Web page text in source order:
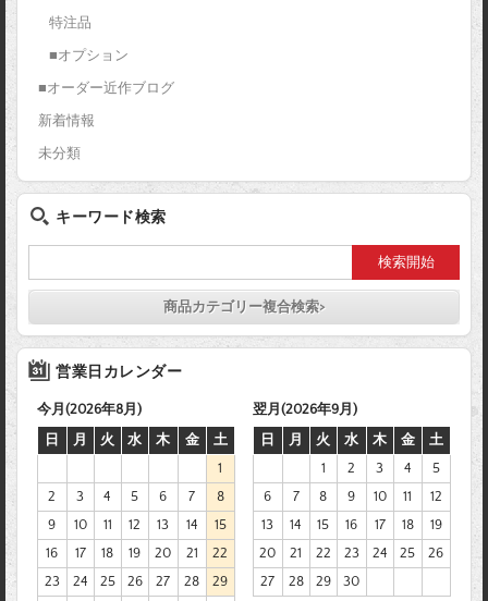
特注品
■オプション
■オーダー近作ブログ
新着情報
未分類
キーワード検索
商品カテゴリー複合検索>
営業日カレンダー
今月(2026年8月)
日
月 火 水 木 金
土
1
2
3 4 5 6 7
8
9
10 11 12 13 14
15
16
17 18 19 20 21
22
23
24 25 26 27 28
29
翌月(2026年9月)
日
月 火 水 木 金
土
1
2 3 4
5
6
7 8 9 10 11
12
13
14 15 16 17 18
19
20
21 22 23 24 25
26
27
28 29 30